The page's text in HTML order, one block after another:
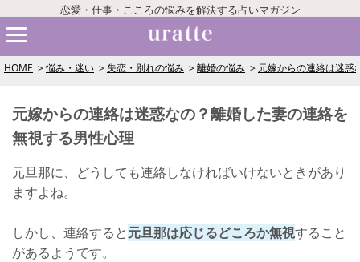
恋愛・仕事・こころの悩みを解決する占いマガジン
HOME 悩み・迷い 失恋・別れの悩み 離婚の悩み 元嫁からの連絡は迷惑
元嫁からの連絡は迷惑なの？離婚した妻の連絡を
無視する男性心理
元旦那に、どうしても連絡しなければいけないときがあり
ますよね。
しかし、連絡すると元旦那は応じるどころか無視すること
があるようです。